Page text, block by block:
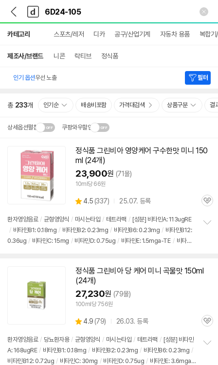
다
나
와
가
기
다
와
메
인
카테고리 스포츠/레저 디카 공구/산업기계 자동차 용품 복합
제조사/브랜드 니콘 락티브 정식품
인기 옵션우선 노출 필터
총 233개 인기순 배송비포함 가격대검색 상품구분 결
상세옵션펼침 쿠팡와우할인
설치 환경·지역에 따라
배송·설치비가 달라집니다.닫
기
정식품 그린비아 영양케어 구수한맛 미니 150
ml (24개)
23,900원 (71몰)
10ml당 66원
별
점
4.5 (상
리
뷰
337) 25.07. 등록
관
환자영양음료 / 균형영양식 / 마시는타입 / 테트라팩 / [성분] 비타민A: 113ugRE
/ 비타민B1: 0.18mg / 비타민B2: 0.23mg / 비타민B6: 0.23mg / 비타민B12:
0.36ug / 비타민C: 15mg / 비타민D: 0.75ug / 비타민E: 1.5mga-TE / 비타민
인: 105mg / 칼륨: 200mg
정식품 그린비아 당 케어 미니 곡물맛 150ml
(24개)
27,230원 (79몰)
100ml당 756원
별
점
4.9 (상
리
뷰
79) 26.03. 등록
관
환자영양음료 / 당뇨환자용 / 균형영양식 / 마시는타입 / 테트라팩 / [성분] 비타민
A: 168ugRE / 비타민B1: 0.18mg / 비타민B2: 0.23mg / 비타민B6: 0.23mg /
비타민B12: 0.72ug / 비타민C: 30mg / 비타민D: 0.75ug / 비타민E: 3.6mga-